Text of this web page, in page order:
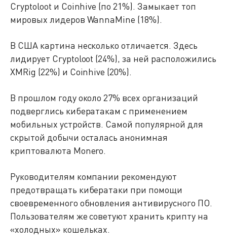
Cryptoloot и Coinhive (по 21%). Замыкает топ
мировых лидеров WannaMine (18%).
В США картина несколько отличается. Здесь
лидирует Cryptoloot (24%), за ней расположились
XMRig (22%) и Coinhive (20%).
В прошлом году около 27% всех организаций
подверглись кибератакам с применением
мобильных устройств. Самой популярной для
скрытой добычи осталась анонимная
криптовалюта Monero.
Руководителям компании рекомендуют
предотвращать кибератаки при помощи
своевременного обновления антивирусного ПО.
Пользователям же советуют хранить крипту на
«холодных» кошельках.